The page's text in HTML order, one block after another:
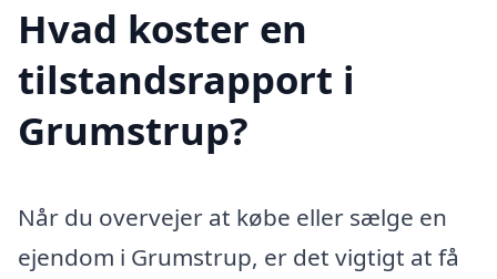
Hvad koster en
tilstandsrapport i
Grumstrup?
Når du overvejer at købe eller sælge en
ejendom i Grumstrup, er det vigtigt at få